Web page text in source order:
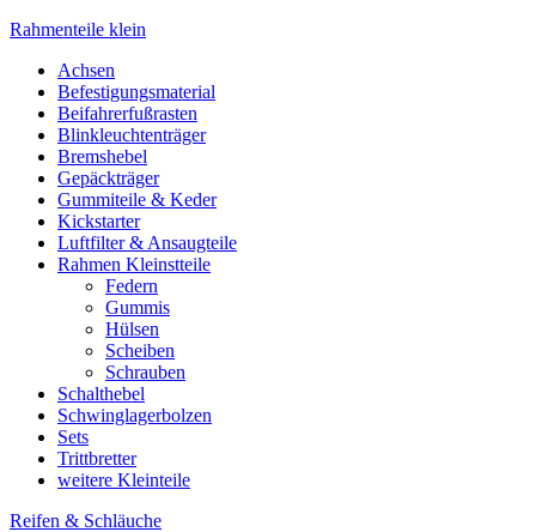
Rahmenteile klein
Achsen
Befestigungsmaterial
Beifahrerfußrasten
Blinkleuchtenträger
Bremshebel
Gepäckträger
Gummiteile & Keder
Kickstarter
Luftfilter & Ansaugteile
Rahmen Kleinstteile
Federn
Gummis
Hülsen
Scheiben
Schrauben
Schalthebel
Schwinglagerbolzen
Sets
Trittbretter
weitere Kleinteile
Reifen & Schläuche